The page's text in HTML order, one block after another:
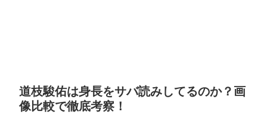
道枝駿佑は身長をサバ読みしてるのか？画
像比較で徹底考察！